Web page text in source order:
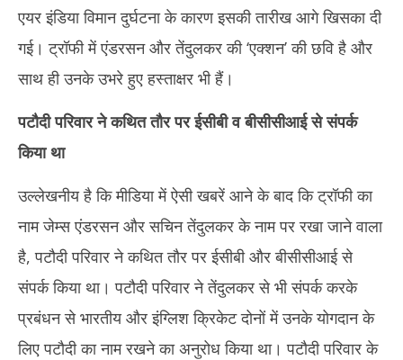
एयर इंडिया विमान दुर्घटना के कारण इसकी तारीख आगे खिसका दी
गई। ट्रॉफी में एंडरसन और तेंदुलकर की ‘एक्शन’ की छवि है और
साथ ही उनके उभरे हुए हस्ताक्षर भी हैं।
पटौदी परिवार ने कथित तौर पर ईसीबी व बीसीसीआई से संपर्क
किया था
उल्लेखनीय है कि मीडिया में ऐसी खबरें आने के बाद कि ट्रॉफी का
नाम जेम्स एंडरसन और सचिन तेंदुलकर के नाम पर रखा जाने वाला
है, पटौदी परिवार ने कथित तौर पर ईसीबी और बीसीसीआई से
संपर्क किया था। पटौदी परिवार ने तेंदुलकर से भी संपर्क करके
प्रबंधन से भारतीय और इंग्लिश क्रिकेट दोनों में उनके योगदान के
लिए पटौदी का नाम रखने का अनुरोध किया था। पटौदी परिवार के